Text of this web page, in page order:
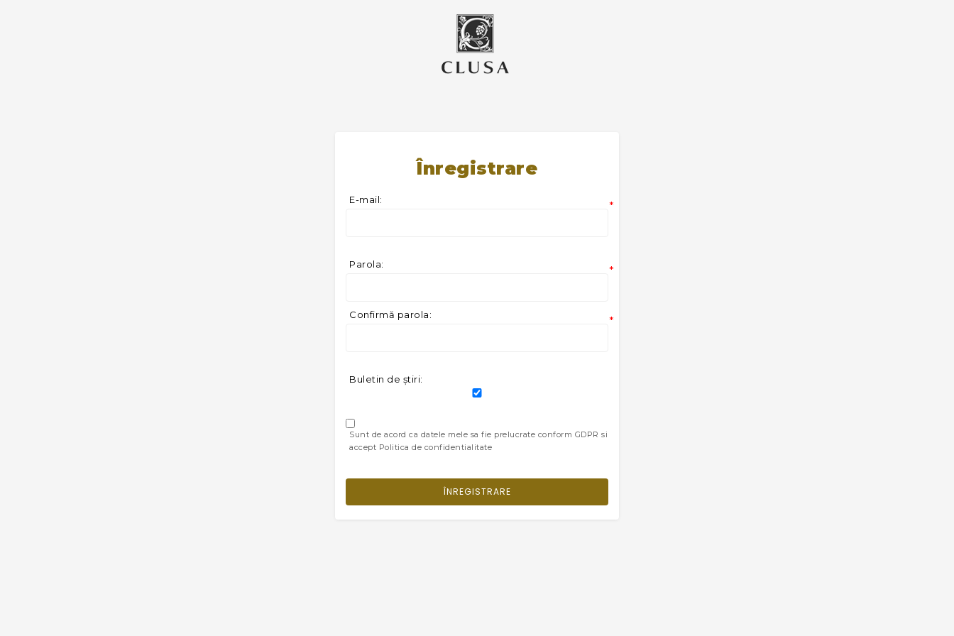
Înregistrare
E-mail: *
Parola: *
Confirmă parola: *
Buletin de ştiri:
Sunt de acord ca datele mele sa fie prelucrate conform GDPR si
accept Politica de confidentialitate
ÎNREGISTRARE